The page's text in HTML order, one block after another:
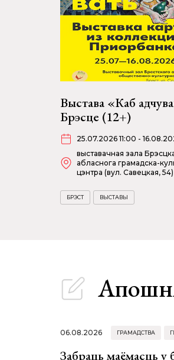
Выстава «Каб
Брэсце (12+)
25.07.2026 11:00 -
выставачная зала
абласнога грамадска-
цэнтра (вул. Савецкая, 54)
БРЭСТ ВЫСТАВЫ
06.08.2026 ГРАМАДСТВА
Забраць маёмасць